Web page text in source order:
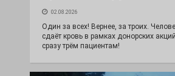
02.08.2026
Один за всех! Вернее, за троих.
сдаёт кровь в рамках донорских
сразу трём пациентам!